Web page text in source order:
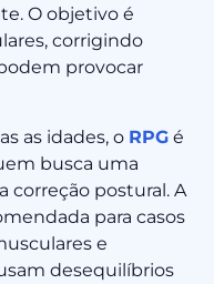
O objetivo é
corrigindo
provocar
as idades, o RPG é
busca uma
correção postural. A
para casos
e
desequilíbrios